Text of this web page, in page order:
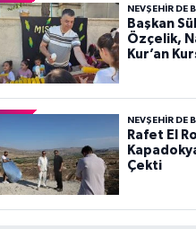
NEVŞEHIR DE
Başkan
Özçelik,
Kur’an
NEVŞEHIR DE
Rafet El
Çekti